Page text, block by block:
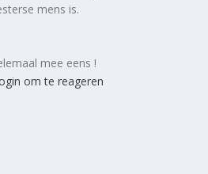
mens is.
mee eens !
om te reageren